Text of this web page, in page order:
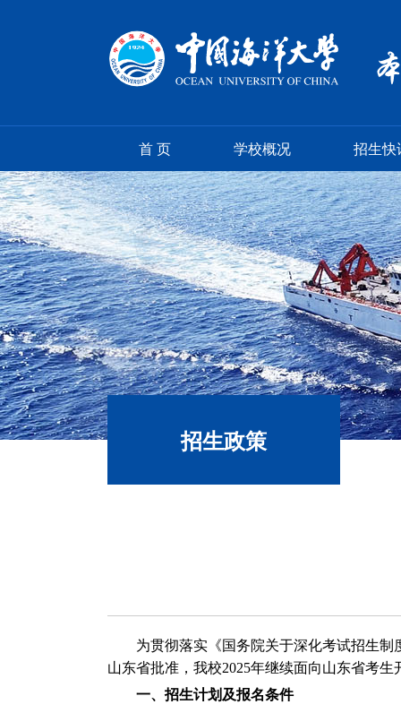
首 页 学校概况 招生快
招生政策
为贯彻落实《国务院关于深化考试招生
山东省批准，我校2025年继续面向山东省考生
一、招生计划及报名条件